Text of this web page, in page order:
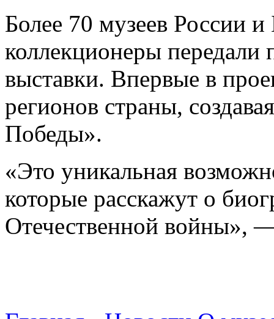
Более 70 музеев России
коллекционеры передали
выставки. Впервые в
регионов страны,
Победы».
«Это уникальная
которые расскажут о
Отечественной войны»,